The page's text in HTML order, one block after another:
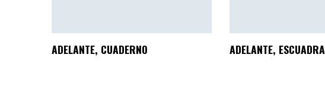
ADELANTE, CUADERNO ADELANTE, ESCUADRA